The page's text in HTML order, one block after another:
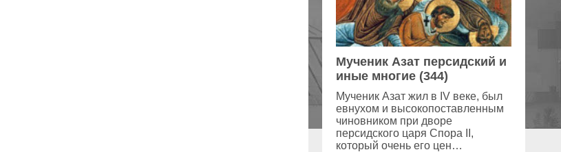
Мученик Азат персидский и
иные многие (344)
Мученик Азат жил в IV веке, был
евнухом и высокопоставленным
чиновником при дворе
персидского царя Спора II,
который очень его цен…